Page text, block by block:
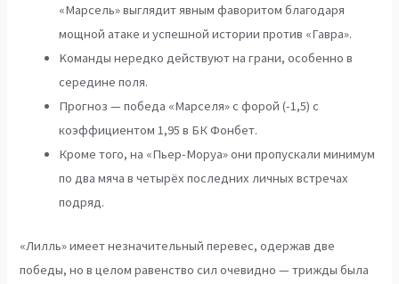
«Марсель» выглядит явным фаворитом благодаря
мощной атаке и успешной истории против «Гавра».
Kоманды нередко действуют на грани, особенно в
середине поля.
Прогноз — победа «Марселя» с форой (-1,5) с
коэффициентом 1,95 в БК Фонбет.
Кроме того, на «Пьер-Моруа» они пропускали минимум
по два мяча в четырёх последних личных встречах
подряд.
«Лилль» имеет незначительный перевес, одержав две
победы, но в целом равенство сил очевидно — трижды была